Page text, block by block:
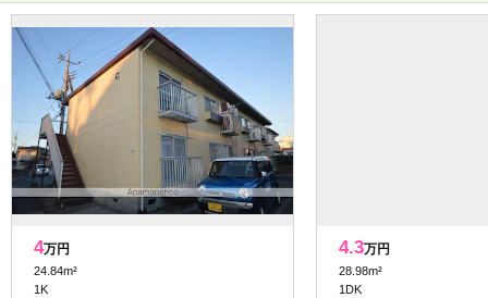
4万円
24.84m²
1K
4.3万円
28.98m²
1DK